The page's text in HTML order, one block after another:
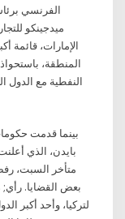
الفرنسي
ميدجينكو
الإمارات، قائمة
بينما قدمت
بايدن، الذي
متأخر السبت،
بعض القضايا. رأي;
لتركيا، وأحد أكبر